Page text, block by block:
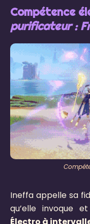
Compétence
purificateur :
Ineffa appelle sa
qu’elle invoque
Électro à